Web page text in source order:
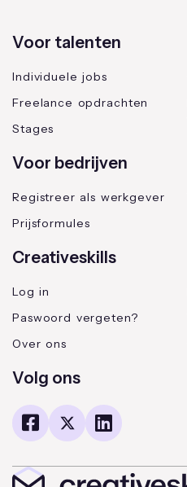
Voor talenten
Individuele jobs
Freelance opdrachten
Stages
Voor bedrijven
Registreer als werkgever
Prijsformules
Creativeskills
Log in
Paswoord vergeten?
Over ons
Volg ons